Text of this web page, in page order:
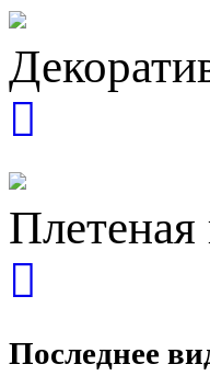
Последнее